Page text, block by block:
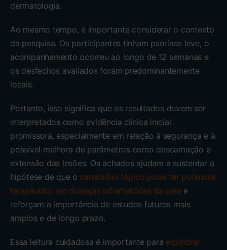
dermatologia.
Ao mesmo tempo, é importante considerar o contexto
da pesquisa. Os participantes tinham psoríase leve, o
acompanhamento ocorreu ao longo de 12 semanas e
os desfechos avaliados foram predominantemente
locais.
Portanto, isso significa que os resultados devem ser
interpretados como evidência clínica inicial
promissora, especialmente em relação à segurança e à
possível melhora de parâmetros como descamação e
extensão das lesões. Os achados ajudam a sustentar a
hipótese de que o canabidiol tópico pode ter potencial
terapêutico em doenças inflamatórias da pelee
reforçam a importância de estudos futuros mais
amplos e de longo prazo.
Essa leitura cuidadosa é importante para equilibrar